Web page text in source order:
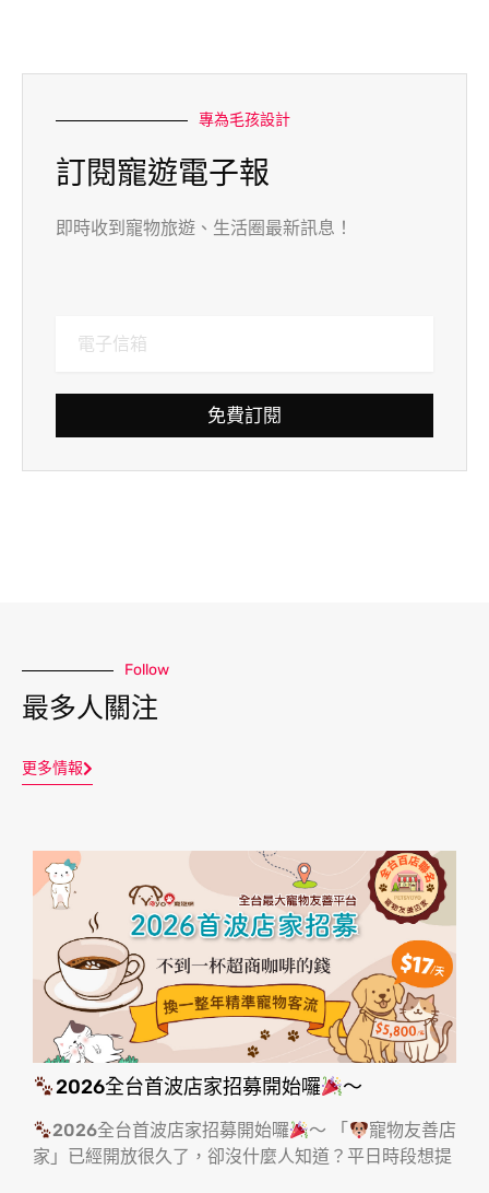
專為毛孩設計
訂閱寵遊電子報
即時收到寵物旅遊、生活圈最新訊息！
免費訂閱
Follow
最多人關注
更多情報
2026全台首波店家招募開始囉 ～
2026全台首波店家招募開始囉 ～ 「
寵物友善店
家」已經開放很久了，卻沒什麼人知道？平日時段想提